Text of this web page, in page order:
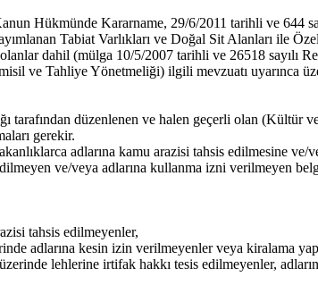
Hükmünde Kararname, 29/6/2011 tarihli ve 644
Tabiat Varlıkları ve Doğal Sit Alanları ile
dahil (mülga 10/5/2007 tarihli ve 26518 sayılı
ve Tahliye Yönetmeliği) ilgili mevzuatı uyarınca
düzenlenen ve halen geçerli olan (Kültür
gerekir.
adlarına kamu arazisi tahsis edilmesine ve/
ve/veya adlarına kullanma izni verilmeyen
tahsis edilmeyenler,
adlarına kesin izin verilmeyenler veya kiralama
lehlerine irtifak hakkı tesis edilmeyenler,